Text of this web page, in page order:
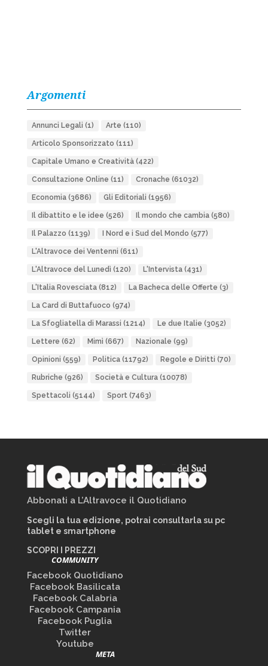
Argomenti
Annunci Legali (1) Arte (110)
Articolo Sponsorizzato (111)
Capitale Umano e Creatività(422)
Consultazione Online (11) Cronache (61032)
Economia(3686) Gli Editoriali (1956)
Il dibattito e le idee (526) Il mondo che cambia(580)
Il Palazzo (1139) I Nord e i Sud del Mondo (577)
L'Altravoce dei Ventenni (611)
L'Altravoce del Lunedì (120) L'Intervista(431)
L'Italia Rovesciata(812) La Bacheca delle Offerte (3)
La Card di Buttafuoco (974)
La Sfogliatella di Marassi (1214) Le due Italie (3052)
Lettere (62) Mimì (667) Nazionale (99)
Opinioni (559) Politica(11792) Regole e Diritti (70)
Rubriche (926) Società e Cultura(10078)
Spettacoli (5144) Sport(7463)
Abbonati a L’Altravoce il Quotidiano
Scegli la tua edizione, potrai consultarla su pc
tablet e smartphone
SCOPRI I PREZZI
COMMUNITY
Facebook Quotidiano
Facebook Basilicata
Facebook Calabria
Facebook Campania
Facebook Puglia
Twitter
Youtube
META